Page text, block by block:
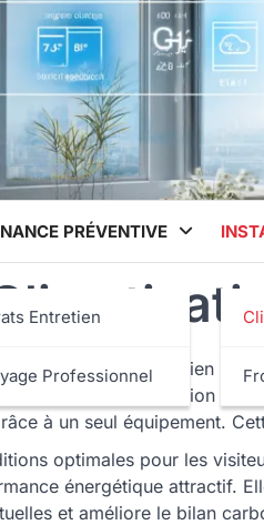
PRÉVENTIVE
Entretien
Professionnel
un défi quotidien
La climatisation
à un seul équipement.
optimales pour les
énergétique attractif.
et améliore le bilan